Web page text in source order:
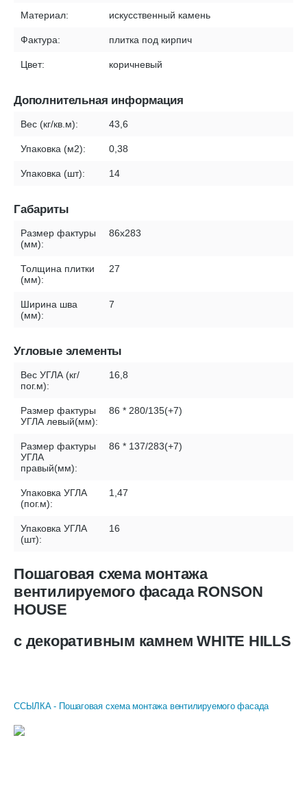
Материал: искусственный камень
Фактура: плитка под кирпич
Цвет: коричневый
Дополнительная информация
Вес (кг/кв.м): 43,6
Упаковка (м2): 0,38
Упаковка (шт): 14
Габариты
Размер фактуры
(мм):
86х283
Толщина плитки
(мм):
27
Ширина шва
(мм):
7
Угловые элементы
Вес УГЛА (кг/
пог.м):
16,8
Размер фактуры
УГЛА левый(мм):
86 * 280/135(+7)
Размер фактуры
УГЛА
правый(мм):
86 * 137/283(+7)
Упаковка УГЛА
(пог.м):
1,47
Упаковка УГЛА
(шт):
16
Пошаговая схема монтажа
вентилируемого фасада RONSON
HOUSE
с декоративным камнем WHITE HILLS
ССЫЛКА - Пошаговая схема монтажа вентилируемого фасада